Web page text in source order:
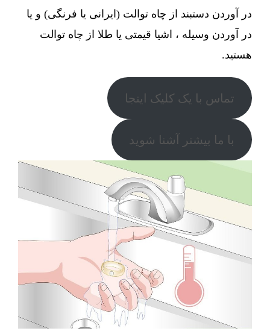
در آوردن دستبند از چاه توالت (ایرانی یا فرنگی) و یا
در آوردن وسیله ، اشیا قیمتی یا طلا از چاه توالت
هستید.
تماس با یک کلیک اینجا
با ما بیشتر آشنا شوید